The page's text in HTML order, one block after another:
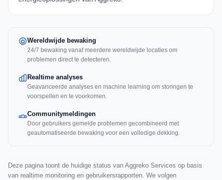
Wereldwijde bewaking
24/7 bewaking vanaf meerdere wereldwijde locaties om
problemen direct te detecteren.
Realtime analyses
Geavanceerde analyses en machine learning om storingen te
voorspellen en te voorkomen.
Communitymeldingen
Door gebruikers gemelde problemen gecombineerd met
geautomatiseerde bewaking voor een volledige dekking.
Deze pagina toont de huidige status van Aggreko Services op basis
van realtime monitoring en gebruikersrapporten. We volgen